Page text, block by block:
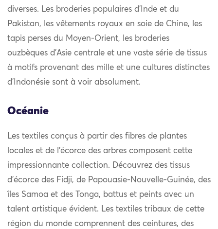
diverses. Les broderies populaires d’Inde et du
Pakistan, les vêtements royaux en soie de Chine, les
tapis perses du Moyen-Orient, les broderies
ouzbèques d’Asie centrale et une vaste série de tissus
à motifs provenant des mille et une cultures distinctes
d’Indonésie sont à voir absolument.
Océanie
Les textiles conçus à partir des fibres de plantes
locales et de l’écorce des arbres composent cette
impressionnante collection. Découvrez des tissus
d’écorce des Fidji, de Papouasie-Nouvelle-Guinée, des
îles Samoa et des Tonga, battus et peints avec un
talent artistique évident. Les textiles tribaux de cette
région du monde comprennent des ceintures, des